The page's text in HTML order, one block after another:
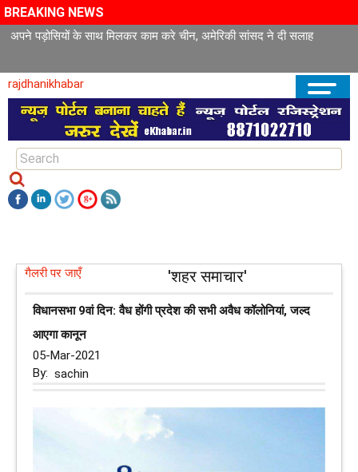
BREAKING NEWS
अपने पड़ोसियों के साथ मिलकर काम करे चीन, अमेरिकी सांसद ने दी सलाह
rajdhanikhabar
गैलरी पर जाएँ 'शहर समाचार'
विधानसभा 9वां दिन: वैध होंगी प्रदेश की सभी अवैध कॉलोनियां, जल्द
आएगा कानून
05-Mar-2021
By: sachin